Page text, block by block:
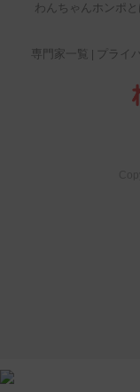
わんちゃんホンポと
専門家一覧
プライ